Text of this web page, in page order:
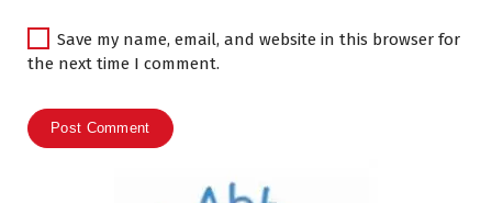
Save my name, email, and website in this browser for
the next time I comment.